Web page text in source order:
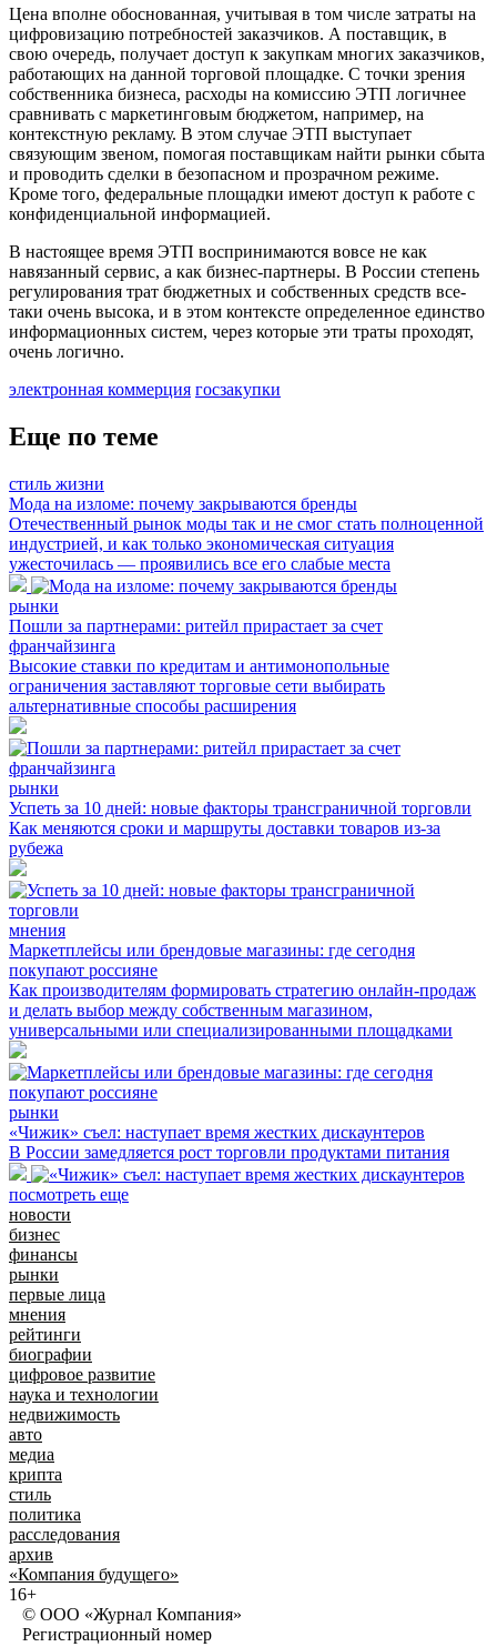
Цена вполне обоснованная, учитывая в том числе затраты на
цифровизацию потребностей заказчиков. А поставщик, в
свою очередь, получает доступ к закупкам многих заказчиков,
работающих на данной торговой площадке. С точки зрения
собственника бизнеса, расходы на комиссию ЭТП логичнее
сравнивать с маркетинговым бюджетом, например, на
контекстную рекламу. В этом случае ЭТП выступает
связующим звеном, помогая поставщикам найти рынки сбыта
и проводить сделки в безопасном и прозрачном режиме.
Кроме того, федеральные площадки имеют доступ к работе с
конфиденциальной информацией.
В настоящее время ЭТП воспринимаются вовсе не как
навязанный сервис, а как бизнес-партнеры. В России степень
регулирования трат бюджетных и собственных средств все-
таки очень высока, и в этом контексте определенное единство
информационных систем, через которые эти траты проходят,
очень логично.
электронная коммерция госзакупки
Еще по теме
стиль жизни
Мода на изломе: почему закрываются бренды
Отечественный рынок моды так и не смог стать полноценной
индустрией, и как только экономическая ситуация
ужесточилась — проявились все его слабые места
рынки
Пошли за партнерами: ритейл прирастает за счет
франчайзинга
Высокие ставки по кредитам и антимонопольные
ограничения заставляют торговые сети выбирать
альтернативные способы расширения
рынки
Успеть за 10 дней: новые факторы трансграничной торговли
Как меняются сроки и маршруты доставки товаров из-за
рубежа
мнения
Маркетплейсы или брендовые магазины: где сегодня
покупают россияне
Как производителям формировать стратегию онлайн-продаж
и делать выбор между собственным магазином,
универсальными или специализированными площадками
рынки
«Чижик» съел: наступает время жестких дискаунтеров
В России замедляется рост торговли продуктами питания
посмотреть еще
новости
бизнес
финансы
рынки
первые лица
мнения
рейтинги
биографии
цифровое развитие
наука и технологии
недвижимость
авто
медиа
крипта
стиль
политика
расследования
архив
«Компания будущего»
16+
© ООО «Журнал Компания»
Регистрационный номер